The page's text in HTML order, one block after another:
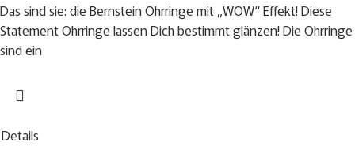
Das sind sie: die Bernstein Ohrringe mit „WOW“ Effekt! Diese
Statement Ohrringe lassen Dich bestimmt glänzen! Die Ohrringe
sind ein
Details